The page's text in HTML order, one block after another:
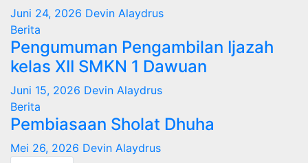
Juni 24, 2026 Devin Alaydrus
Berita
Pengumuman Pengambilan Ijazah
kelas XII SMKN 1 Dawuan
Juni 15, 2026 Devin Alaydrus
Berita
Pembiasaan Sholat Dhuha
Mei 26, 2026 Devin Alaydrus